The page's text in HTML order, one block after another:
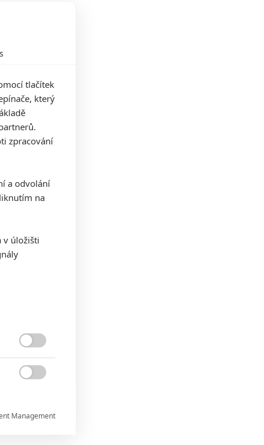
tlačítek
který
zpracování
a odvolání
na
v úložišti

Management